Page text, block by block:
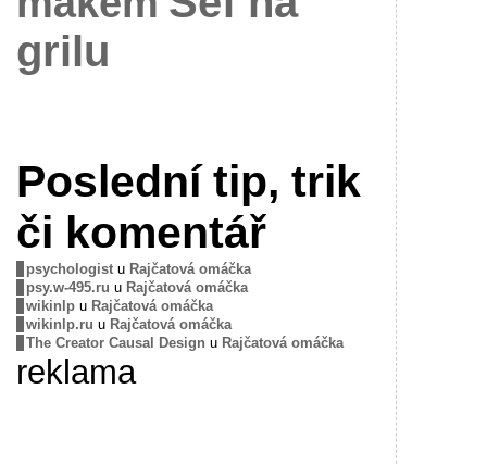
grilu
Poslední tip, trik
či komentář
psychologistu Rajčatová omáčka
psy.w-495.ru u Rajčatová omáčka
wikinlpu Rajčatová omáčka
wikinlp.ru u Rajčatová omáčka
The Creator Causal Design u Rajčatová omáčka
reklama